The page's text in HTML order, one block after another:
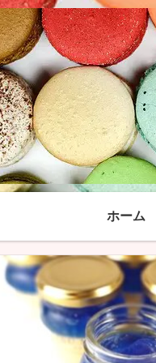
ホーム